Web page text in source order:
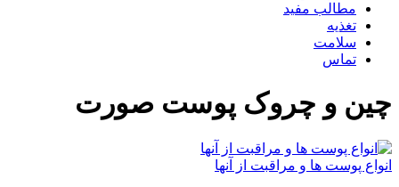
مطالب مفید
تغذیه
سلامت
تماس
چین و چروک پوست صورت
انواع پوست ها و مراقبت از آنها